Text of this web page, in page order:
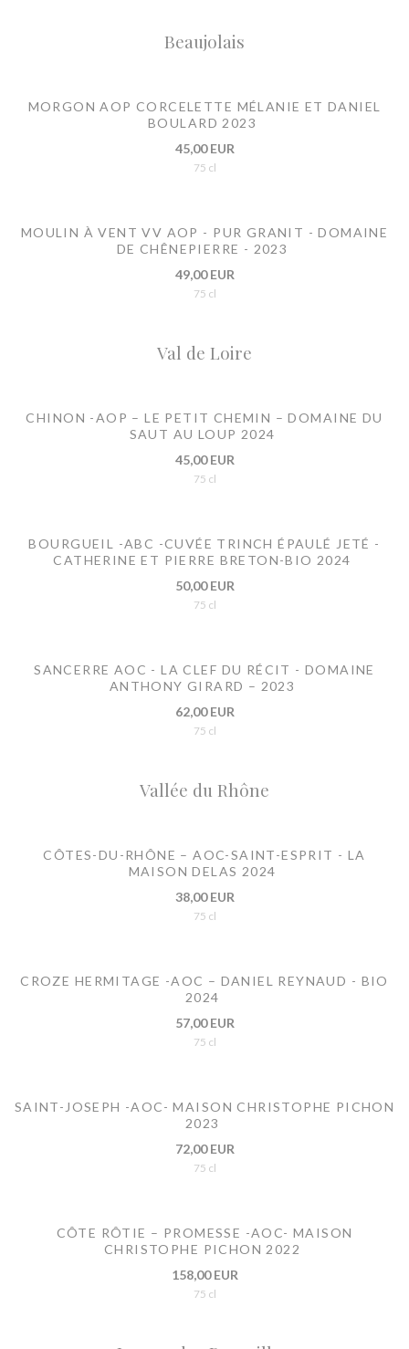
Beaujolais
MORGON AOP CORCELETTE MÉLANIE ET DANIEL
BOULARD 2023
45,00 EUR
75 cl
MOULIN À VENT VV AOP - PUR GRANIT - DOMAINE
DE CHÊNEPIERRE - 2023
49,00 EUR
75 cl
Val de Loire
CHINON -AOP – LE PETIT CHEMIN – DOMAINE DU
SAUT AU LOUP 2024
45,00 EUR
75 cl
BOURGUEIL -ABC -CUVÉE TRINCH ÉPAULÉ JETÉ -
CATHERINE ET PIERRE BRETON-BIO 2024
50,00 EUR
75 cl
SANCERRE AOC - LA CLEF DU RÉCIT - DOMAINE
ANTHONY GIRARD – 2023
62,00 EUR
75 cl
Vallée du Rhône
CÔTES-DU-RHÔNE – AOC-SAINT-ESPRIT - LA
MAISON DELAS 2024
38,00 EUR
75 cl
CROZE HERMITAGE -AOC – DANIEL REYNAUD - BIO
2024
57,00 EUR
75 cl
SAINT-JOSEPH -AOC- MAISON CHRISTOPHE PICHON
2023
72,00 EUR
75 cl
CÔTE RÔTIE – PROMESSE -AOC- MAISON
CHRISTOPHE PICHON 2022
158,00 EUR
75 cl